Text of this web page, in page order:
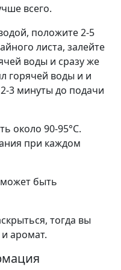
всего.
положите 2-5
листа, залейте
воды и сразу же
горячей воды и и
3 минуты до подачи
около 90-95°С.
при каждом
быть
тогда вы
аромат.